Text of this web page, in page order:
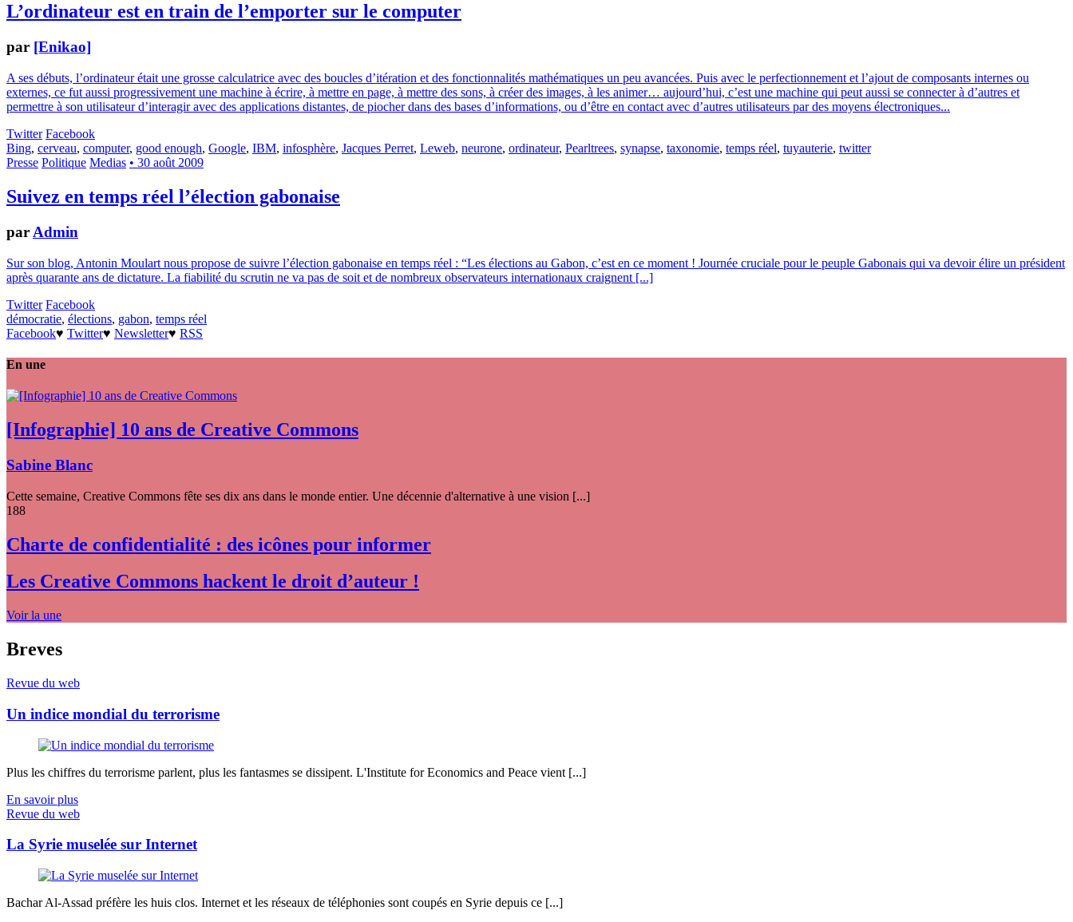
L’ordinateur est en train de l’emporter sur le computer
par [Enikao]
A ses débuts, l’ordinateur était une grosse calculatrice avec des boucles d’itération et des fonctionnalités mathématiques un peu avancées. Puis avec le perfectionnement et l’ajout de composants internes ou
externes, ce fut aussi progressivement une machine à écrire, à mettre en page, à mettre des sons, à créer des images, à les animer… aujourd’hui, c’est une machine qui peut aussi se connecter à d’autres et
permettre à son utilisateur d’interagir avec des applications distantes, de piocher dans des bases d’informations, ou d’être en contact avec d’autres utilisateurs par des moyens électroniques...
Twitter Facebook
Bing, cerveau, computer, good enough, Google, IBM, infosphère, Jacques Perret, Leweb, neurone, ordinateur, Pearltrees, synapse, taxonomie, temps réel, tuyauterie, twitter
Presse Politique Medias • 30 août 2009
Suivez en temps réel l’élection gabonaise
par Admin
Sur son blog, Antonin Moulart nous propose de suivre l’élection gabonaise en temps réel : “Les élections au Gabon, c’est en ce moment ! Journée cruciale pour le peuple Gabonais qui va devoir élire un président
après quarante ans de dictature. La fiabilité du scrutin ne va pas de soit et de nombreux observateurs internationaux craignent [...]
Twitter Facebook
démocratie, élections, gabon, temps réel
Facebook♥ Twitter♥ Newsletter♥ RSS
En une
[Infographie] 10 ans de Creative Commons
Sabine Blanc
Cette semaine, Creative Commons fête ses dix ans dans le monde entier. Une décennie d'alternative à une vision [...]
188
Charte de confidentialité : des icônes pour informer
Les Creative Commons hackent le droit d’auteur !
Voir la une
Breves
Revue du web
Un indice mondial du terrorisme
Plus les chiffres du terrorisme parlent, plus les fantasmes se dissipent. L'Institute for Economics and Peace vient [...]
En savoir plus
Revue du web
La Syrie muselée sur Internet
Bachar Al-Assad préfère les huis clos. Internet et les réseaux de téléphonies sont coupés en Syrie depuis ce [...]